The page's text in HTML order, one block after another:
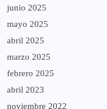
junio 2025
mayo 2025
abril 2025
marzo 2025
febrero 2025
abril 2023
noviembre 2022